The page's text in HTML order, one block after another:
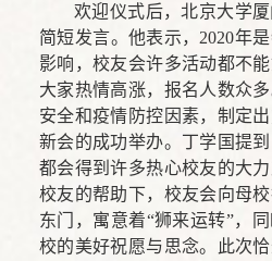
欢迎仪式后，北京大学
简短发言。他表示，2020年
影响，校友会许多活动都不
大家热情高涨，报名人数众
安全和疫情防控因素，制定
新会的成功举办。丁学国提
都会得到许多热心校友的大
校友的帮助下，校友会向母
东门，寓意着“狮来运转”，
校的美好祝愿与思念。此次